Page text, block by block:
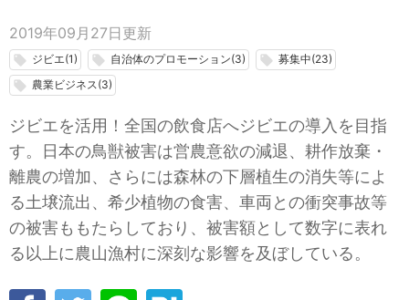
2019年09月27日 更新
local_offer ジビエ(1) local_offer 自治体のプロモーション(3) local_offer 募集中(23)
local_offer 農業ビジネス(3)
ジビエを活用！全国の飲食店へジビエの導入を目指
す。日本の鳥獣被害は営農意欲の減退、耕作放棄・
離農の増加、さらには森林の下層植生の消失等によ
る土壌流出、希少植物の食害、車両との衝突事故等
の被害ももたらしており、被害額として数字に表れ
る以上に農山漁村に深刻な影響を及ぼしている。